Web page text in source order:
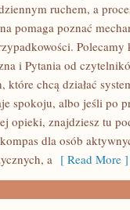
ruchem, a
pomaga poznać
i Pytania od
które chcą działać
spokoju, albo jeśli po
opieki, znajdziesz tu
dla osób
a [ Read More ]